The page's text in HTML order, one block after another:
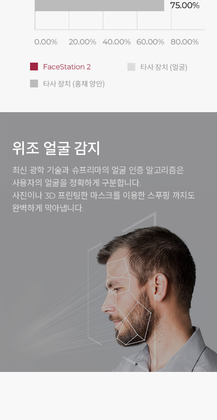
위조 얼굴 감지
최신 광학 기술과 슈프리마의 얼굴 인증 알고리즘은
사용자의 얼굴을 정확하게 구분합니다.
사진이나 3D 프린팅한 마스크를 이용한 스푸핑 까지도
완벽하게 막아냅니다.